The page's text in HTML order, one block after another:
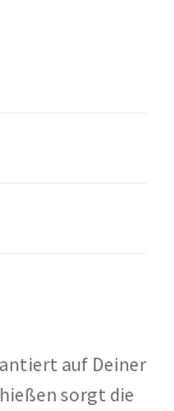
auf Deiner
sorgt die